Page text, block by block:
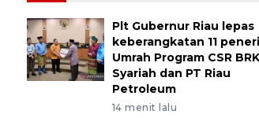
Plt Gubernur Riau lepas
keberangkatan 11
Umrah Program CSR BRK
Syariah dan PT Riau
Petroleum
14 menit lalu